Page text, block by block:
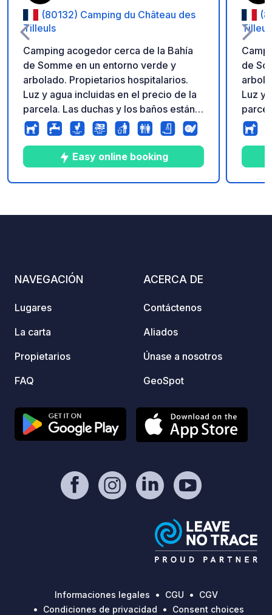
(80132) Camping du Château des
Tilleuls
Camping acogedor cerca de la Bahía
de Somme en un entorno verde y
arbolado. Propietarios hospitalarios.
Luz y agua incluidas en el precio de la
parcela. Las duchas y los baños están
limpios y calentados. Parada
recomendada. Piscina climatizada,
petanca y ping-pong cubiertos,
pequeña tienda de comestibles.
Easy online booking
de
Luz y
NAVEGACIÓN
Lugares
La carta
Propietarios
FAQ
ACERCA DE
Contáctenos
Aliados
Únase a nosotros
GeoSpot
Informaciones legales CGU
CGV
Condiciones de privacidad
Consent choices